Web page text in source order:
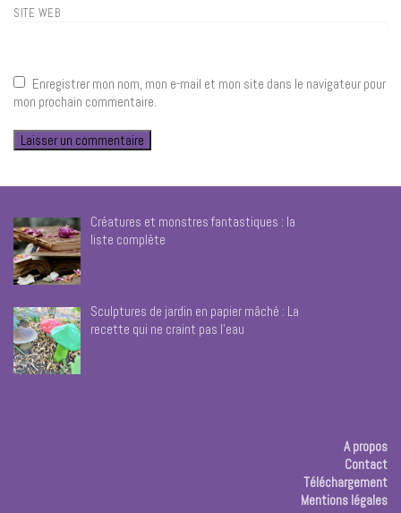
SITE WEB
Enregistrer mon nom, mon e-mail et mon site dans le navigateur pour
mon prochain commentaire.
Créatures et monstres fantastiques : la
liste complète
Sculptures de jardin en papier mâché : La
recette qui ne craint pas l’eau
A propos
Contact
Téléchargement
Mentions légales